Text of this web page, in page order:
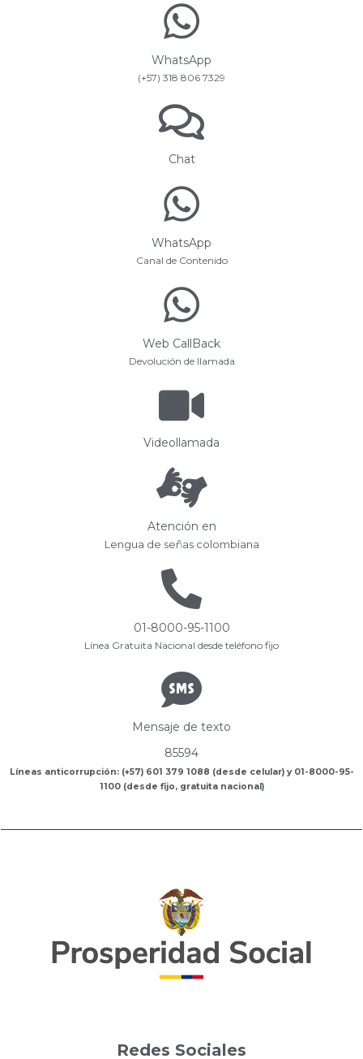
WhatsApp
(+57) 318 806 7329
Chat
WhatsApp
Canal de Contenido
Web CallBack
Devolución de llamada
Videollamada
Atención en
Lengua de señas colombiana
01-8000-95-1100
Línea Gratuita Nacional desde teléfono fijo
Mensaje de texto
85594
Líneas anticorrupción: (+57) 601 379 1088 (desde celular) y 01-8000-95-
1100 (desde fijo, gratuita nacional)
Redes Sociales